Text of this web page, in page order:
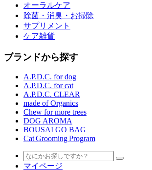
オーラルケア
除菌・消臭・お掃除
サプリメント
ケア雑貨
ブランドから探す
A.P.D.C. for dog
A.P.D.C. for cat
A.P.D.C. CLEAR
made of Organics
Chew for more trees
DOG AROMA
BOUSAI GO BAG
Cat Grooming Program
マイページ